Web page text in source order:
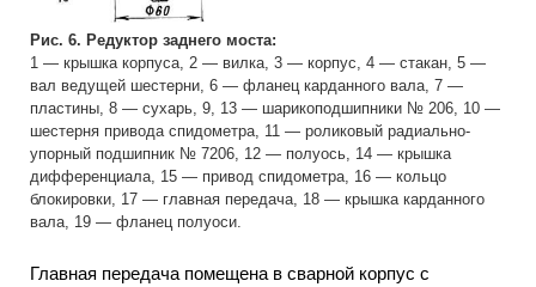
Рис. 6. Редуктор заднего моста:
1 — крышка корпуса, 2 — вилка, 3 — корпус, 4 — стакан, 5 —
вал ведущей шестерни, 6 — фланец карданного вала, 7 —
пластины, 8 — сухарь, 9, 13 — шарикоподшипники № 206, 10 —
шестерня привода спидометра, 11 — роликовый радиально-
упорный подшипник № 7206, 12 — полуось, 14 — крышка
дифференциала, 15 — привод спидометра, 16 — кольцо
блокировки, 17 — главная передача, 18 — крышка карданного
вала, 19 — фланец полуоси.
Главная передача помещена в сварной корпус с